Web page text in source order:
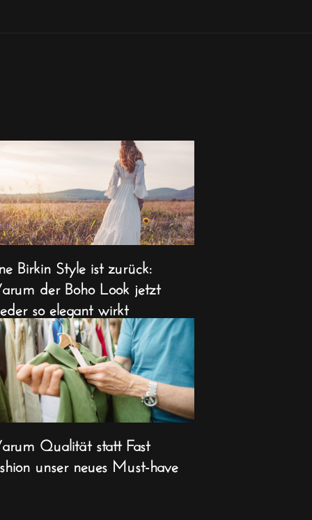
Birkin Style ist zurück:
der Boho Look jetzt
so elegant wirkt
Qualität statt Fast
unser neues Must-have